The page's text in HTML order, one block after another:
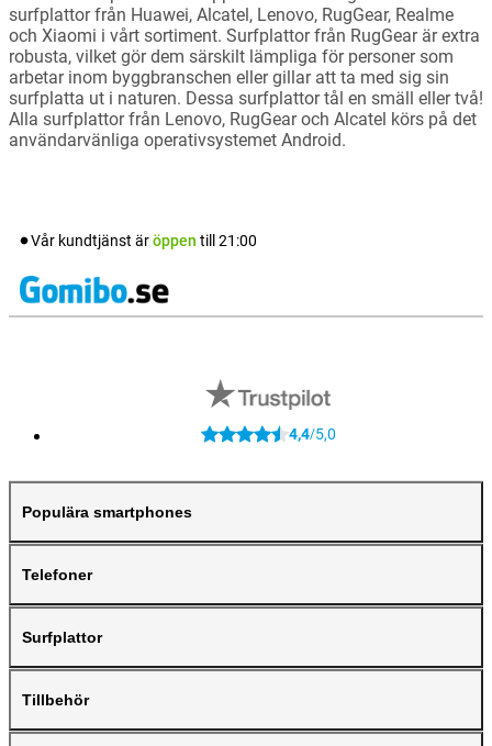
surfplattor från Huawei, Alcatel, Lenovo, RugGear, Realme
och Xiaomi i vårt sortiment. Surfplattor från RugGear är extra
robusta, vilket gör dem särskilt lämpliga för personer som
arbetar inom byggbranschen eller gillar att ta med sig sin
surfplatta ut i naturen. Dessa surfplattor tål en smäll eller två!
Alla surfplattor från Lenovo, RugGear och Alcatel körs på det
användarvänliga operativsystemet Android.
Vår kundtjänst äröppen till 21:00
4,4/5,0
Populära smartphones
Telefoner
Surfplattor
Tillbehör